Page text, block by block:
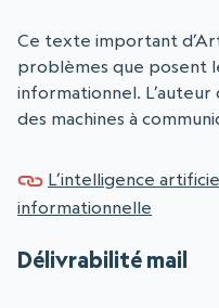
Ce texte important
problèmes que posent
informationnel.
des machines à
L’intelligence
informationnelle
Délivrabilité mail